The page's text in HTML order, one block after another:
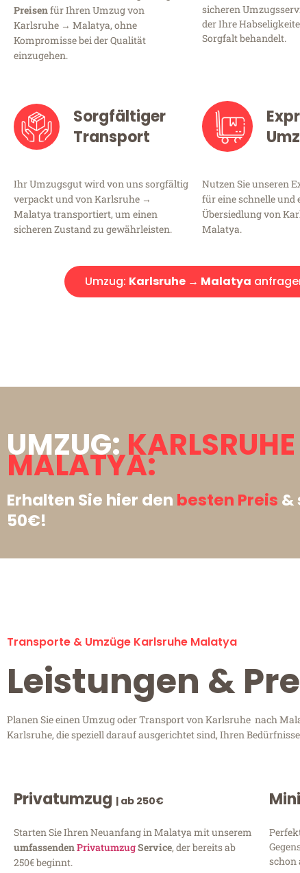
Preisenfür Ihren Umzug von
Karlsruhe → Malatya, ohne
Kompromisse bei der Qualität
einzugehen.
sicheren
der Ihre
Sorgfalt behandelt.
Sorgfältiger
Transport
Ihr Umzugsgut wird von uns sorgfältig
verpackt und von Karlsruhe →
Malatya transportiert, um einen
sicheren Zustand zu gewährleisten.
Nutzen Sie unseren
für eine schnelle und
Übersiedlung von
Malatya.
Umzug: Karlsruhe → Malatya
UMZUG:
MALATYA:
Erhalten Sie hier den besten Preis &
50€!
Transporte & Umzüge Karlsruhe Malatya
Leistungen &
Planen Sie einen Umzug oder Transport von Karlsruhe nach
Karlsruhe, die speziell darauf ausgerichtet sind, Ihren
Privatumzug | ab 250€
Starten Sie Ihren Neuanfang in Malatya mit unserem
umfassendenPrivatumzugService, der bereits ab
250€ beginnt.
schon